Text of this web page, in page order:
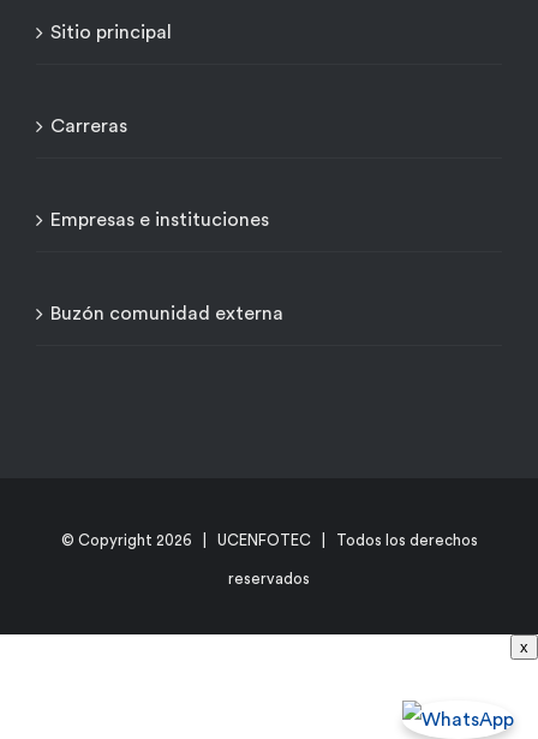
Sitio principal
Carreras
Empresas e instituciones
Buzón comunidad externa
© Copyright 2026 | UCENFOTEC | Todos los derechos
reservados
x